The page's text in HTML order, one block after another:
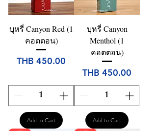
บุหรี่ Canyon Red (1
คอตตอน)
Price
THB 450.00
Add to Cart
บุหรี่ Canyon
Menthol (1
คอตตอน)
Price
THB 450.00
Add to Cart